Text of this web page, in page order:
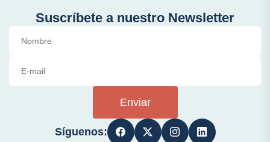
Suscríbete a nuestro Newsletter
Enviar
Síguenos: